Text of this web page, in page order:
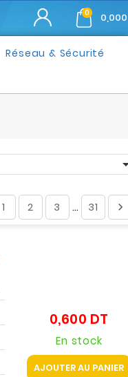
0
Réseau & Sécurité
1 2 3 … 31 
0,600 DT
En stock
AJOUTER AU PANIER